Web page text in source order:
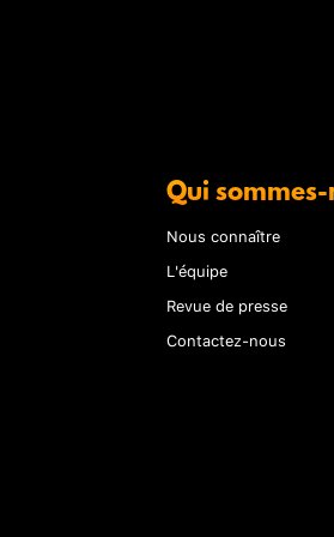
Qui sommes-
Nous connaître
L'équipe
Revue de presse
Contactez-nous